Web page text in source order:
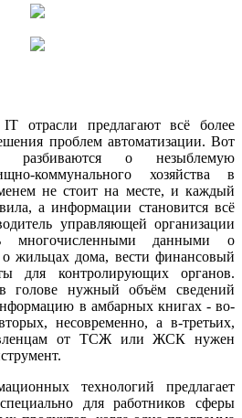
отрасли предлагают всё более
проблем автоматизации. Вот
разбиваются о незыблемую
коммунального хозяйства в
не стоит на месте, и каждый
а информации становится всё
управляющей организации
многочисленными данными о
о жильцах дома, вести финансовый
для контролирующих органов.
голове нужный объём сведений
в амбарных книгах - во-
несовременно, а в-третьих,
от ТСЖ или ЖСК нужен
технологий предлагает
для работников сферы